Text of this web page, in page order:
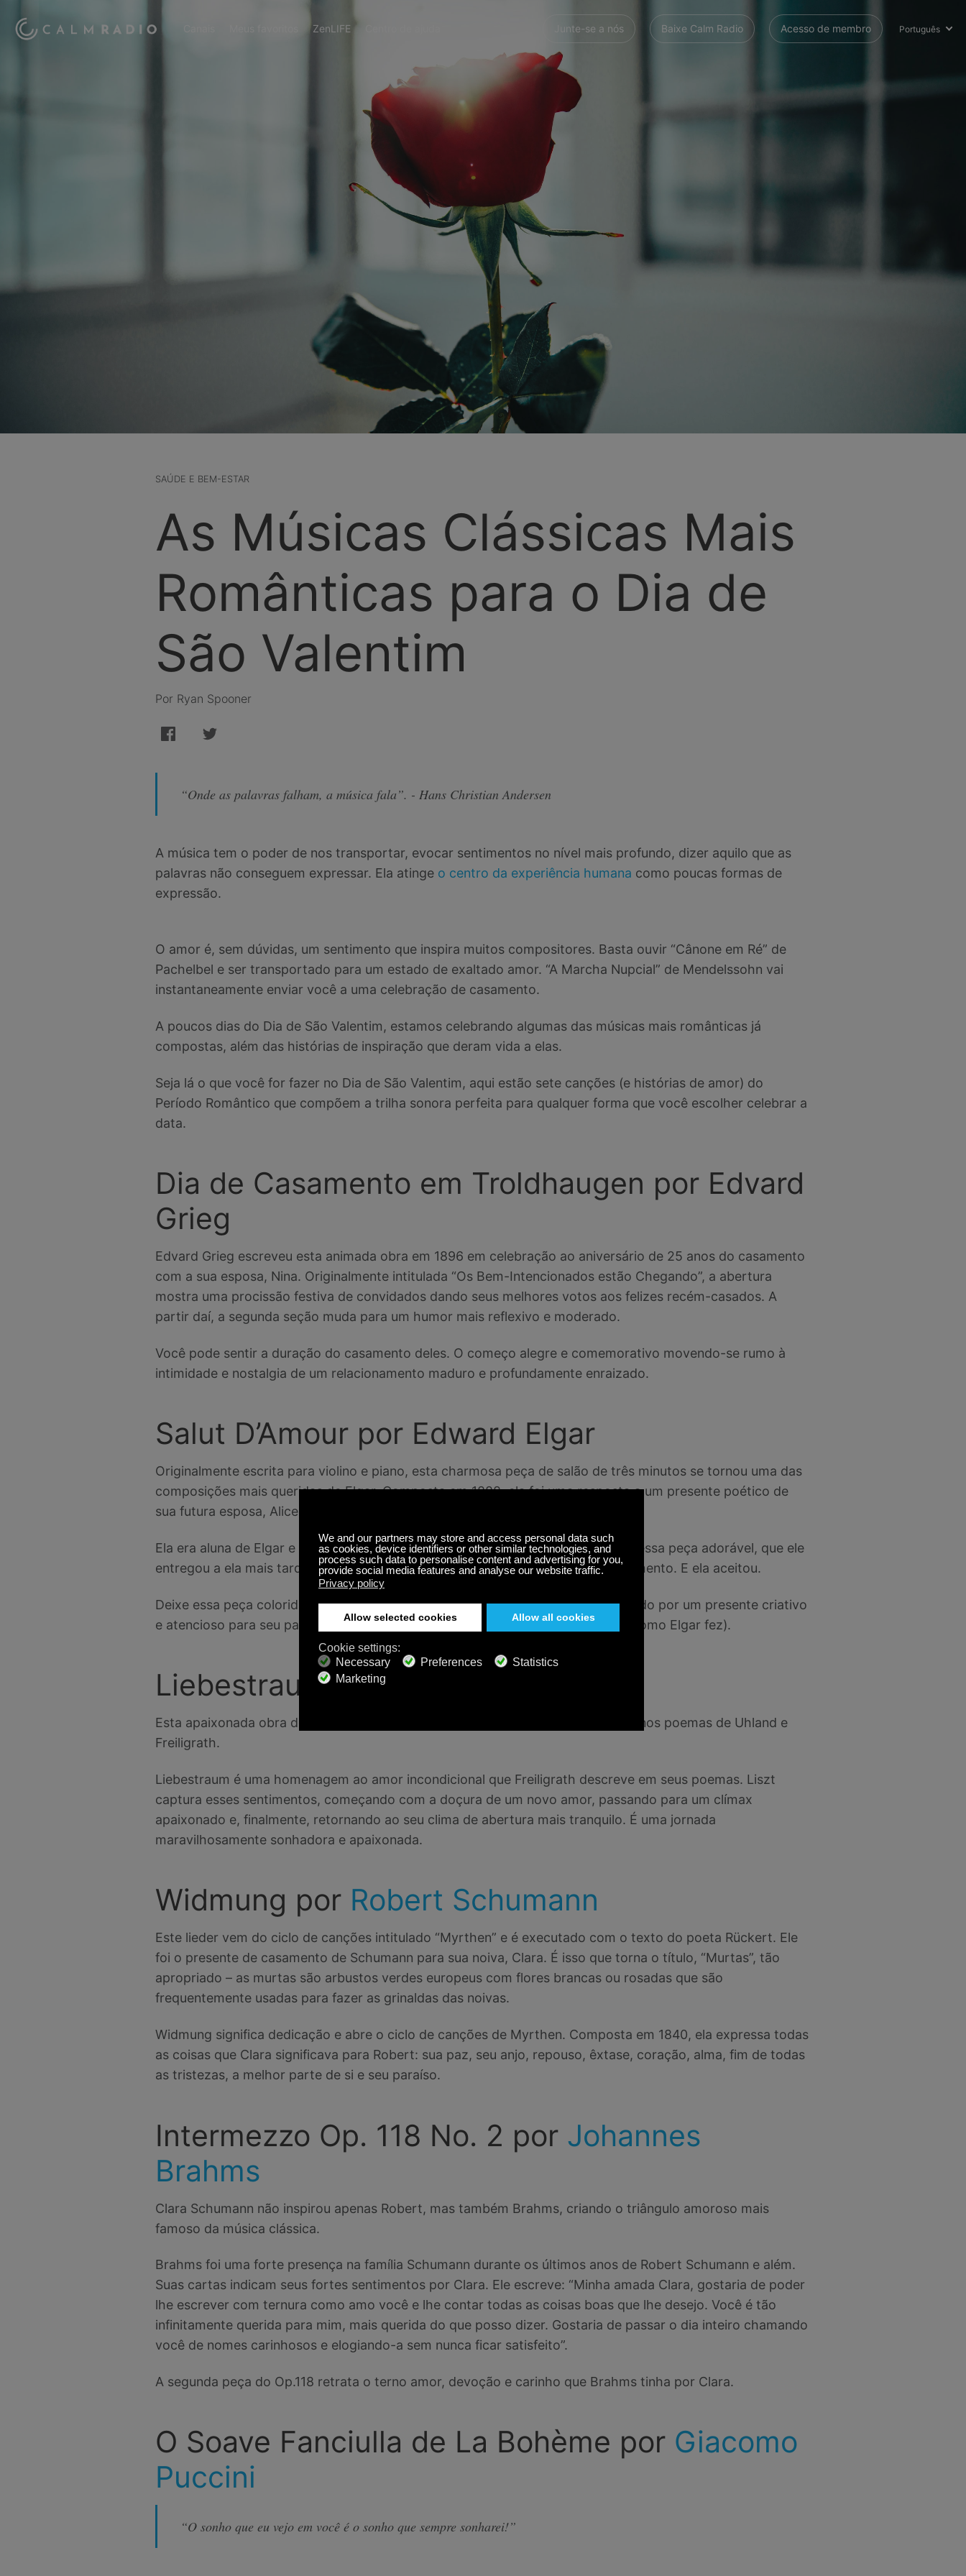
ZenLIFE Junte-se a nós Baixe Calm Radio Acesso de membro Português
SAÚDE E BEM-ESTAR
As Músicas Clássicas Mais
Românticas para o Dia de
São Valentim
Por Ryan Spooner
“Onde as palavras falham, a música fala”. - Hans Christian Andersen
A música tem o poder de nos transportar, evocar sentimentos no nível mais profundo, dizer aquilo que as
palavras não conseguem expressar. Ela atinge o centro da experiência humana como poucas formas de
expressão.
O amor é, sem dúvidas, um sentimento que inspira muitos compositores. Basta ouvir “Cânone em Ré” de
Pachelbel e ser transportado para um estado de exaltado amor. “A Marcha Nupcial” de Mendelssohn vai
instantaneamente enviar você a uma celebração de casamento.
A poucos dias do Dia de São Valentim, estamos celebrando algumas das músicas mais românticas já
compostas, além das histórias de inspiração que deram vida a elas.
Seja lá o que você for fazer no Dia de São Valentim, aqui estão sete canções (e histórias de amor) do
Período Romântico que compõem a trilha sonora perfeita para qualquer forma que você escolher celebrar a
data.
Dia de Casamento em Troldhaugen por Edvard
Grieg
Edvard Grieg escreveu esta animada obra em 1896 em celebração ao aniversário de 25 anos do casamento
com a sua esposa, Nina. Originalmente intitulada “Os Bem-Intencionados estão Chegando”, a abertura
mostra uma procissão festiva de convidados dando seus melhores votos aos felizes recém-casados. A
partir daí, a segunda seção muda para um humor mais reflexivo e moderado.
Você pode sentir a duração do casamento deles. O começo alegre e comemorativo movendo-se rumo à
intimidade e nostalgia de um relacionamento maduro e profundamente enraizado.
Salut D’Amour por Edward Elgar
Originalmente escrita para violino e piano, esta charmosa peça de salão de três minutos se tornou uma das
composições mais queridas de Elgar. Composta em 1888, ela foi uma resposta a um presente poético de
sua futura esposa, Alice Roberts.
Ela era aluna de Elgar e deu a ele um poema de amor. Por sua vez, ele escreveu essa peça adorável, que ele
entregou a ela mais tarde. Somado à composição, ele também a pediu em casamento. E ela aceitou.
Deixe essa peça colorida e sonhadora inspirar você quando você estiver decidindo por um presente criativo
e atencioso para seu parceiro (ou para acompanhar um pedido de casamento, como Elgar fez).
Liebestraum por
Esta apaixonada obra de solo de piano é a peça final de um trio, que se inspirou nos poemas de Uhland e
Freiligrath.
Liebestraum é uma homenagem ao amor incondicional que Freiligrath descreve em seus poemas. Liszt
captura esses sentimentos, começando com a doçura de um novo amor, passando para um clímax
apaixonado e, finalmente, retornando ao seu clima de abertura mais tranquilo. É uma jornada
maravilhosamente sonhadora e apaixonada.
Widmung por Robert Schumann
Este lieder vem do ciclo de canções intitulado “Myrthen” e é executado com o texto do poeta Rückert. Ele
foi o presente de casamento de Schumann para sua noiva, Clara. É isso que torna o título, “Murtas”, tão
apropriado – as murtas são arbustos verdes europeus com flores brancas ou rosadas que são
frequentemente usadas para fazer as grinaldas das noivas.
Widmung significa dedicação e abre o ciclo de canções de Myrthen. Composta em 1840, ela expressa todas
as coisas que Clara significava para Robert: sua paz, seu anjo, repouso, êxtase, coração, alma, fim de todas
as tristezas, a melhor parte de si e seu paraíso.
Intermezzo Op. 118 No. 2 por Johannes
Brahms
Clara Schumann não inspirou apenas Robert, mas também Brahms, criando o triângulo amoroso mais
famoso da música clássica.
Brahms foi uma forte presença na família Schumann durante os últimos anos de Robert Schumann e além.
Suas cartas indicam seus fortes sentimentos por Clara. Ele escreve: “Minha amada Clara, gostaria de poder
lhe escrever com ternura como amo você e lhe contar todas as coisas boas que lhe desejo. Você é tão
infinitamente querida para mim, mais querida do que posso dizer. Gostaria de passar o dia inteiro chamando
você de nomes carinhosos e elogiando-a sem nunca ficar satisfeito”.
A segunda peça do Op.118 retrata o terno amor, devoção e carinho que Brahms tinha por Clara.
O Soave Fanciulla de La Bohème por Giacomo
Puccini
“O sonho que eu vejo em você é o sonho que sempre sonharei!”